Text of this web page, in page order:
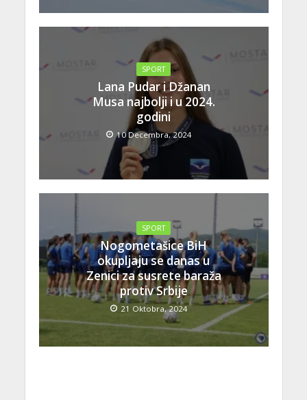
SPORT
Lana Pudar i Džanan
Musa najbolji i u 2024.
godini
10 Decembra, 2024
SPORT
Nogometašice BiH
okupljaju se danas u
Zenici za susrete baraža
protiv Srbije
21 Oktobra, 2024